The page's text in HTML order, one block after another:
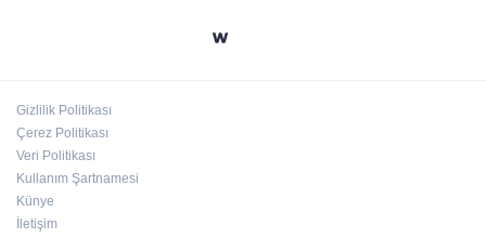
Gizlilik Politikası
Çerez Politikası
Veri Politikası
Kullanım Şartnamesi
Künye
İletişim